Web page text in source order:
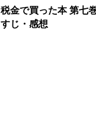
税金で買った本 第七
すじ・感想